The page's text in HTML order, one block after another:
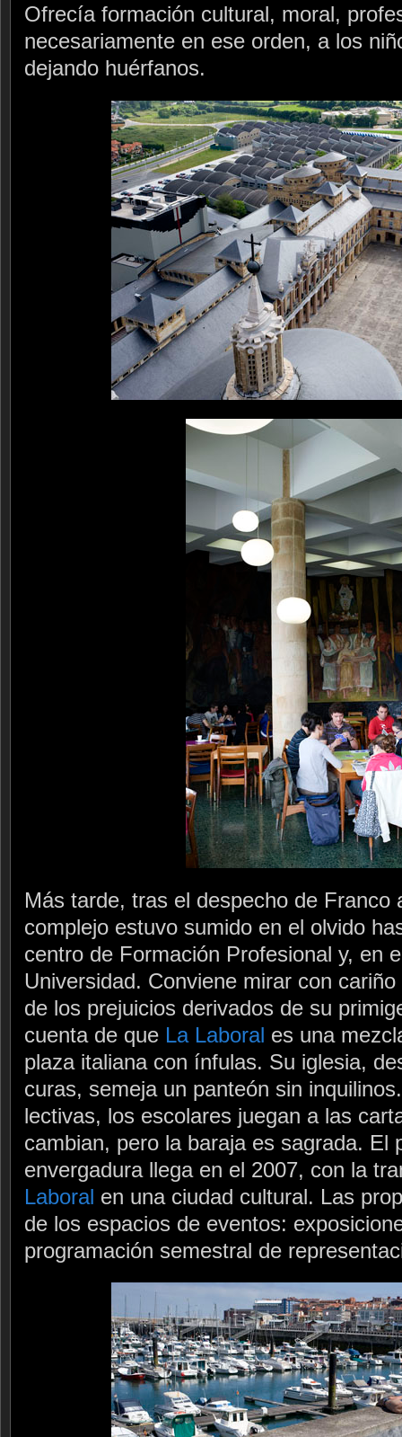
Ofrecía formación cultural, moral,
necesariamente en ese orden, a los
dejando huérfanos.
Más tarde, tras el despecho de Franco
complejo estuvo sumido en el olvido
centro de Formación Profesional y, en
Universidad. Conviene mirar con
de los prejuicios derivados de su
cuenta de que La Laboral es una
plaza italiana con ínfulas. Su iglesia,
curas, semeja un panteón sin
lectivas, los escolares juegan a las
cambian, pero la baraja es sagrada. El
envergadura llega en el 2007, con la
Laboral en una ciudad cultural. Las
de los espacios de eventos:
programación semestral de